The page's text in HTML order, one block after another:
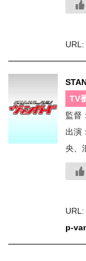
URL:
TV
監督
出演
央、
URL:
p-